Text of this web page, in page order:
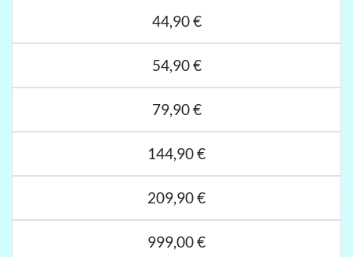
44,90 €
54,90 €
79,90 €
144,90 €
209,90 €
999,00 €